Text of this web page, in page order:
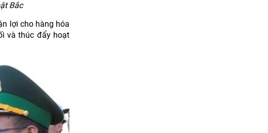
Bắc
lợi cho hàng hóa
và thúc đẩy hoạt